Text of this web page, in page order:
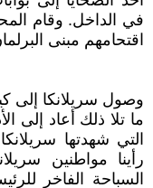
في الداخل. وقام
اقتحامهم مبنى
وصول سريلانكا إلى
ما تلا ذلك أعاد إلى
رأينا مواطنين
السباحة الفاخر